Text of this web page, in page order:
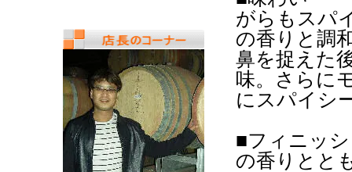
がらもスパ
の香りと調
鼻を捉えた
味。さらに
にスパイシ
■フィニッ
の香りとと